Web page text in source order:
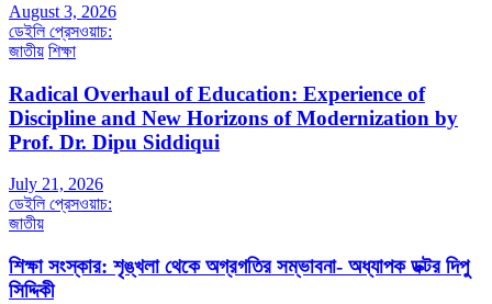
August 3, 2026
ডেইলি প্রেসওয়াচ:
জাতীয় শিক্ষা
Radical Overhaul of Education: Experience of
Discipline and New Horizons of Modernization by
Prof. Dr. Dipu Siddiqui
July 21, 2026
ডেইলি প্রেসওয়াচ:
জাতীয়
শিক্ষা সংস্কার: শৃঙ্খলা থেকে অগ্রগতির সম্ভাবনা- অধ্যাপক ডক্টর দিপু
সিদ্দিকী